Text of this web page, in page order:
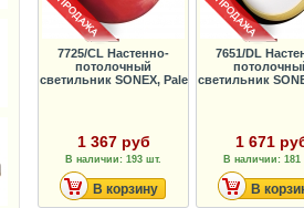
7725/CL Настенно-
потолочный
светильник SONEX, Pale
1 367 руб
В наличии: 193 шт.
В корзину
7651/DL
светильник
1 671
В наличии: 181
В